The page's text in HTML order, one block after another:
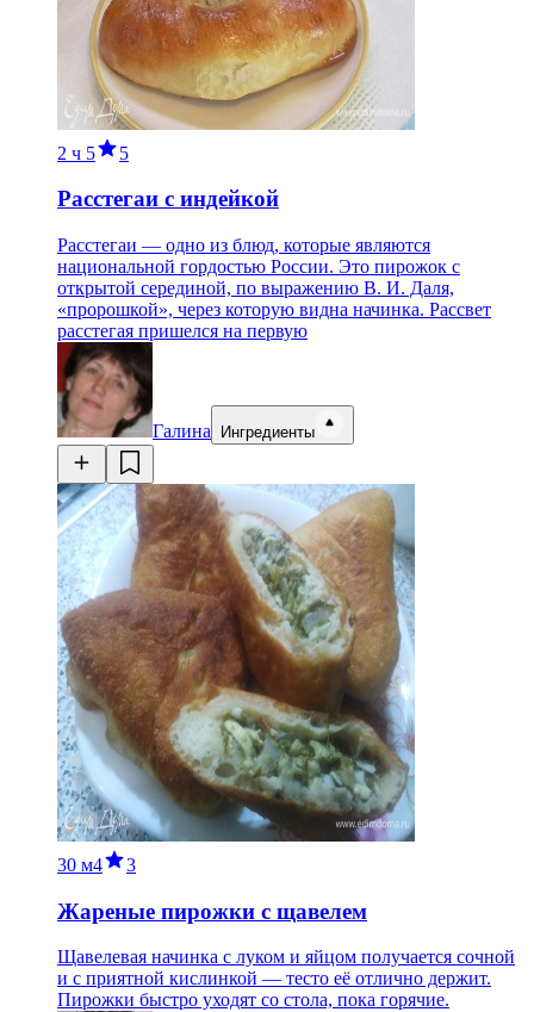
2 ч 5 5
Расстегаи с индейкой
Расстегаи — одно из блюд, которые являются
национальной гордостью России. Это пирожок с
открытой серединой, по выражению В. И. Даля,
«пророшкой», через которую видна начинка. Рассвет
расстегая пришелся на первую
Галина Ингредиенты
30 м4 3
Жареные пирожки с щавелем
Щавелевая начинка с луком и яйцом получается сочной
и с приятной кислинкой — тесто её отлично держит.
Пирожки быстро уходят со стола, пока горячие.